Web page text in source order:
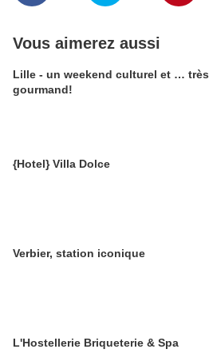
Vous aimerez aussi
Lille - un weekend culturel et … très
gourmand!
{Hotel} Villa Dolce
Verbier, station iconique
L'Hostellerie Briqueterie & Spa